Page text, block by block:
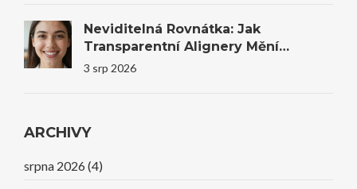
Neviditelná Rovnátka: Jak
Transparentní Alignery Mění
Úsměvy I Sebevědomí
3 srp 2026
ARCHIVY
srpna 2026 (4)